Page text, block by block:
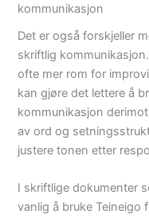
kommunikasjon
Det er også forskjeller
skriftlig
ofte mer rom for
kan gjøre det lettere å
kommunikasjon
av ord og
justere tonen etter
I skriftlige dokumenter
vanlig å bruke Teineigo